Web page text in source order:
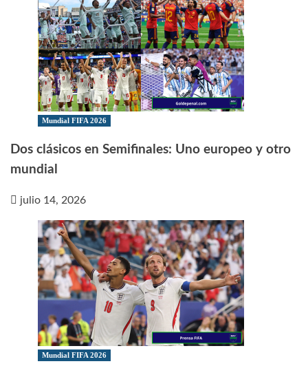
Mundial FIFA 2026
Dos clásicos en Semifinales: Uno europeo y otro
mundial
julio 14, 2026
Mundial FIFA 2026